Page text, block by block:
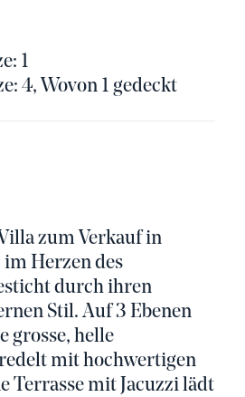
1
4, Wovon 1 gedeckt
zum Verkauf in
Herzen des
durch ihren
Stil. Auf 3 Ebenen
grosse, helle
mit hochwertigen
Terrasse mit Jacuzzi lädt